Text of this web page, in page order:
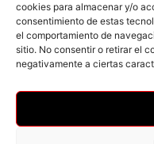
cookies para almacenar y/o
consentimiento de estas
el comportamiento de
sitio. No consentir o retirar el
negativamente a ciertas
Web desarrollada
Cofinanciado por los